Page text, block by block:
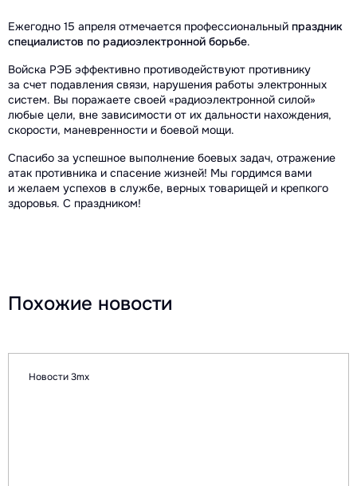
Ежегодно 15 апреля отмечается профессиональный праздник
специалистов по радиоэлектронной борьбе.
Войска РЭБ эффективно противодействуют противнику
за счет подавления связи, нарушения работы электронных
систем. Вы поражаете своей «радиоэлектронной силой»
любые цели, вне зависимости от их дальности нахождения,
скорости, маневренности и боевой мощи.
Спасибо за успешное выполнение боевых задач, отражение
атак противника и спасение жизней! Мы гордимся вами
и желаем успехов в службе, верных товарищей и крепкого
здоровья. С праздником!
Похожие новости
Новости 3mx